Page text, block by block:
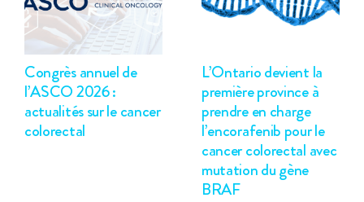
Congrès annuel de
l’ASCO 2026 :
actualités sur le cancer
colorectal
L’Ontario devient la
première province à
prendre en charge
l’encorafenib pour le
cancer colorectal avec
mutation du gène
BRAF